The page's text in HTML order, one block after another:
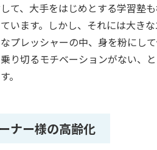
て、大手をはじめとする学習塾
います。しかし、それには大き
プレッシャーの中、身を粉にし
り切るモチベーションがない、
。
ナー様の高齢化